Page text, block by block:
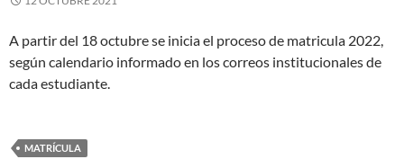
A partir del 18 octubre se inicia el proceso de matricula 2022,
según calendario informado en los correos institucionales de
cada estudiante.
MATRÍCULA